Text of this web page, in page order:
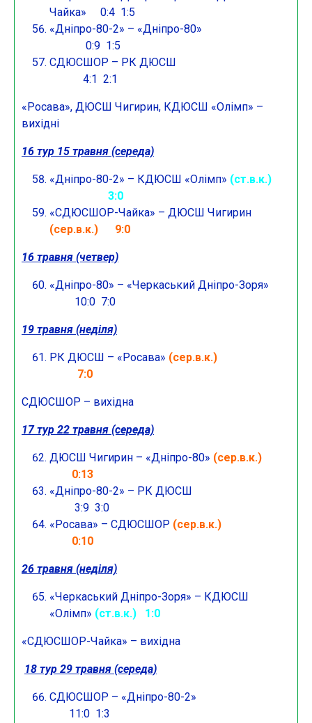
Чайка» 0:4 1:5
«Дніпро-80-2» – «Дніпро-80»
0:9 1:5
СДЮСШОР – РК ДЮСШ
4:1 2:1
«Росава», ДЮСШ Чигирин, КДЮСШ «Олімп» –
вихідні
16 тур 15 травня (середа)
«Дніпро-80-2» – КДЮСШ «Олімп» (ст.в.к.)
3:0
«СДЮСШОР-Чайка» – ДЮСШ Чигирин
(сер.в.к.) 9:0
16 травня (четвер)
«Дніпро-80» – «Черкаський Дніпро-Зоря»
10:0 7:0
19 травня (неділя)
РК ДЮСШ – «Росава» (сер.в.к.)
7:0
СДЮСШОР – вихідна
17 тур 22 травня (середа)
ДЮСШ Чигирин – «Дніпро-80» (сер.в.к.)
0:13
«Дніпро-80-2» – РК ДЮСШ
3:9 3:0
«Росава» – СДЮСШОР (сер.в.к.)
0:10
26 травня (неділя)
«Черкаський Дніпро-Зоря» – КДЮСШ
«Олімп» (ст.в.к.) 1:0
«СДЮСШОР-Чайка» – вихідна
18 тур 29 травня (середа)
СДЮСШОР – «Дніпро-80-2»
11:0 1:3